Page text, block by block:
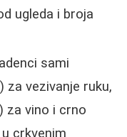
ugleda i broja
sami
za vezivanje ruku,
za vino i crno
crkvenim